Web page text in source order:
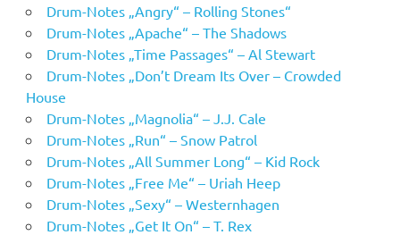
Drum-Notes „Angry“ – Rolling Stones“
Drum-Notes „Apache“ – The Shadows
Drum-Notes „Time Passages“ – Al Stewart
Drum-Notes „Don’t Dream Its Over – Crowded
House
Drum-Notes „Magnolia“ – J.J. Cale
Drum-Notes „Run“ – Snow Patrol
Drum-Notes „All Summer Long“ – Kid Rock
Drum-Notes „Free Me“ – Uriah Heep
Drum-Notes „Sexy“ – Westernhagen
Drum-Notes „Get It On“ – T. Rex